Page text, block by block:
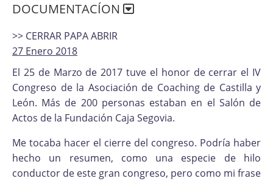
DOCUMENTACÍON
>> CERRAR PAPA ABRIR
27 Enero 2018
El 25 de Marzo de 2017 tuve el honor de cerrar el IV
Congreso de la Asociación de Coaching de Castilla y
León. Más de 200 personas estaban en el Salón de
Actos de la Fundación Caja Segovia.
Me tocaba hacer el cierre del congreso. Podría haber
hecho un resumen, como una especie de hilo
conductor de este gran congreso, pero como mi frase